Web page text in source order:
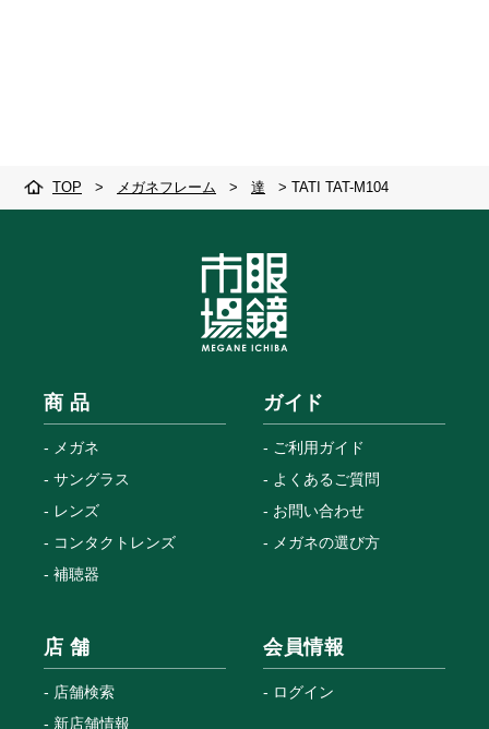
TOP > メガネフレーム > 達 > TATI TAT-M104
商 品
メガネ
サングラス
レンズ
コンタクトレンズ
補聴器
ガイド
ご利用ガイド
よくあるご質問
お問い合わせ
メガネの選び方
店 舗
店舗検索
新店舗情報
会員情報
ログイン